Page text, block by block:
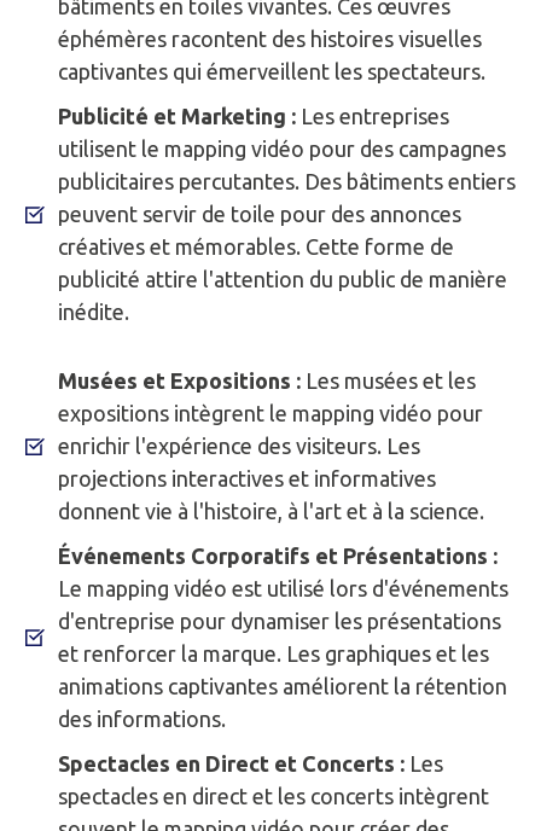
bâtiments en toiles vivantes. Ces œuvres
éphémères racontent des histoires visuelles
captivantes qui émerveillent les spectateurs.
Publicité et Marketing : Les entreprises
utilisent le mapping vidéo pour des campagnes
publicitaires percutantes. Des bâtiments entiers
peuvent servir de toile pour des annonces
créatives et mémorables. Cette forme de
publicité attire l'attention du public de manière
inédite.
Musées et Expositions : Les musées et les
expositions intègrent le mapping vidéo pour
enrichir l'expérience des visiteurs. Les
projections interactives et informatives
donnent vie à l'histoire, à l'art et à la science.
Événements Corporatifs et Présentations :
Le mapping vidéo est utilisé lors d'événements
d'entreprise pour dynamiser les présentations
et renforcer la marque. Les graphiques et les
animations captivantes améliorent la rétention
des informations.
Spectacles en Direct et Concerts : Les
spectacles en direct et les concerts intègrent